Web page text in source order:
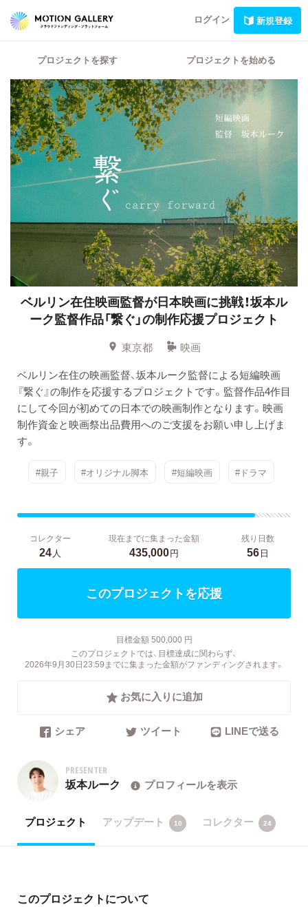
ログイン 新規登録
プロジェクトを探す プロジェクトを始める
ベルリン在住映画監督が日本映画に挑戦！坂本ル
ーク監督作品「繋ぐ」の制作応援プロジェクト
東京都
映画
ベルリン在住の映画監督、坂本ルーク監督による短編映画
『繋ぐ』の制作を応援するプロジェクトです。監督作品4作目
にして今回が初めての日本での映画制作となります。映画
制作資金と映画祭出品費用へのご支援をお願い申し上げま
す。
#親子 #オリジナル脚本 #短編映画 #ドラマ
コレクター
24人
現在までに集まった金額
435,000円
残り日数
56日
このプロジェクトを応援
目標金額 500,000 円
このプロジェクトでは、目標達成に関わらず、
2026年9月30日23:59までに集まった金額がファンディングされます。
お気に入りに追加
シェア ツイート LINEで送る
PRESENTER
坂本ルーク プロフィールを表示
プロジェクト アップデート 10 コレクター 24
このプロジェクトについて